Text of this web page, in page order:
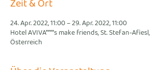
Zeit & Ort
24. Apr. 2022, 11:00 – 29. Apr. 2022, 11:00
Hotel AVIVA****s make friends, St. Stefan-Afiesl,
Österreich